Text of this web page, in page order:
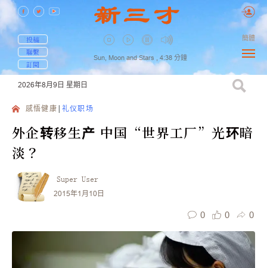
投稿
聯繫
訂閱
Sun, Moon and Stars , 4:38 分鐘
簡體
2026年8月9日 星期日
感悟健康 礼仪职场
外企转移生产 中国“世界工厂”光环暗
淡？
Super User
2015年1月10日
0 0 0